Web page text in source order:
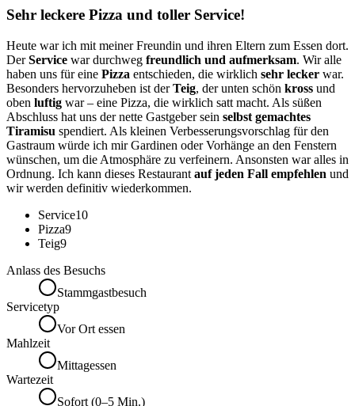
Sehr leckere Pizza und toller Service!
Heute war ich mit meiner Freundin und ihren Eltern zum Essen dort.
DerService war durchweg freundlich und aufmerksam. Wir alle
haben uns für eine Pizza entschieden, die wirklich sehr lecker war.
Besonders hervorzuheben ist derTeig, der unten schön kross und
oben luftig war – eine Pizza, die wirklich satt macht. Als süßen
Abschluss hat uns der nette Gastgeber sein selbst gemachtes
Tiramisu spendiert. Als kleinen Verbesserungsvorschlag für den
Gastraum würde ich mir Gardinen oder Vorhänge an den Fenstern
wünschen, um die Atmosphäre zu verfeinern. Ansonsten war alles in
Ordnung. Ich kann dieses Restaurant auf jeden Fall empfehlen und
wir werden definitiv wiederkommen.
Service10
Pizza9
Teig9
Anlass des Besuchs
Stammgastbesuch
Servicetyp
Vor Ort essen
Mahlzeit
Mittagessen
Wartezeit
Sofort (0–5 Min.)